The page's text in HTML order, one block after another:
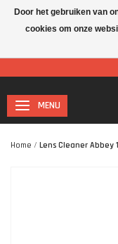
Let op: I.v.m. de
MENU
Home / Lens Cleaner Abbey
Door het gebruiken van
cookies om onze